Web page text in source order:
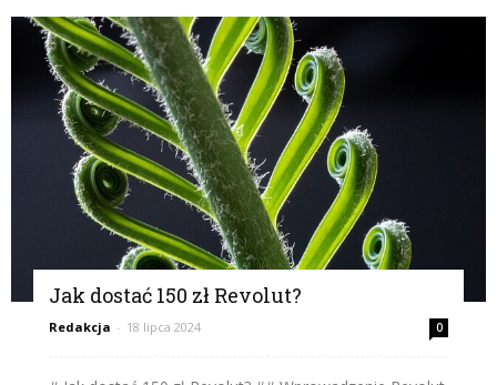
Jak dostać 150 zł Revolut?
Redakcja - 18 lipca 2024 0